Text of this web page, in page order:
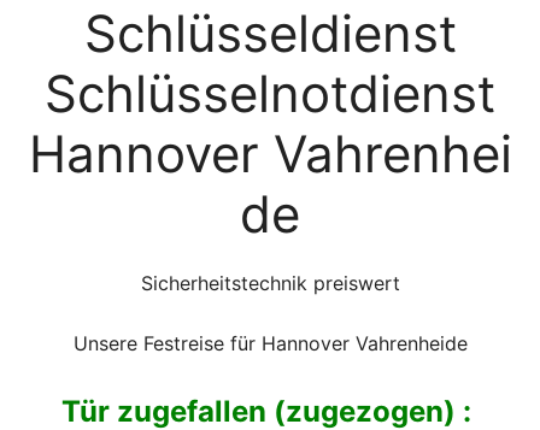
Schlüsseldienst
Schlüsselnotdienst
Hannover Vahrenhei
de
Sicherheitstechnik preiswert
Unsere Festreise für Hannover Vahrenheide
Tür zugefallen (zugezogen) :